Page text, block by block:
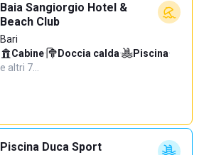
Baia Sangiorgio Hotel &
Beach Club
Bari
Cabine· Doccia calda· Piscina·
e altri 7…
Piscina Duca Sport